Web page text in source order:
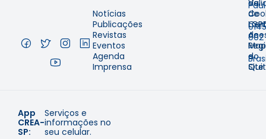
Notícias
Publicações
Revistas
Eventos
Agenda
Imprensa
de
de
e
de
do
Site
–
002
–
App
CREA-
SP:
Serviços e
informações no
seu celular.